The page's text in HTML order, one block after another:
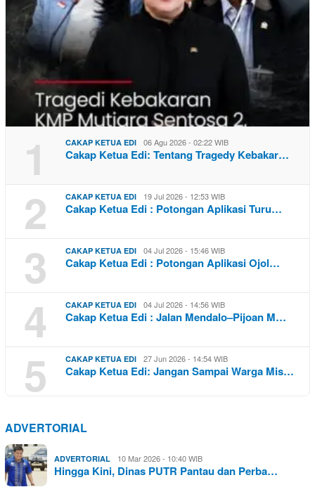
1 CAKAP KETUA EDI 06 Agu 2026 - 02:22 WIB
Cakap Ketua Edi: Tentang Tragedy Kebakar…
2 CAKAP KETUA EDI 19 Jul 2026 - 12:53 WIB
Cakap Ketua Edi : Potongan Aplikasi Turu…
3 CAKAP KETUA EDI 04 Jul 2026 - 15:46 WIB
Cakap Ketua Edi : Potongan Aplikasi Ojol…
4 CAKAP KETUA EDI 04 Jul 2026 - 14:56 WIB
Cakap Ketua Edi : Jalan Mendalo–Pijoan M…
5 CAKAP KETUA EDI 27 Jun 2026 - 14:54 WIB
Cakap Ketua Edi: Jangan Sampai Warga Mis…
ADVERTORIAL
ADVERTORIAL 10 Mar 2026 - 10:40 WIB
Hingga Kini, Dinas PUTR Pantau dan Perba…